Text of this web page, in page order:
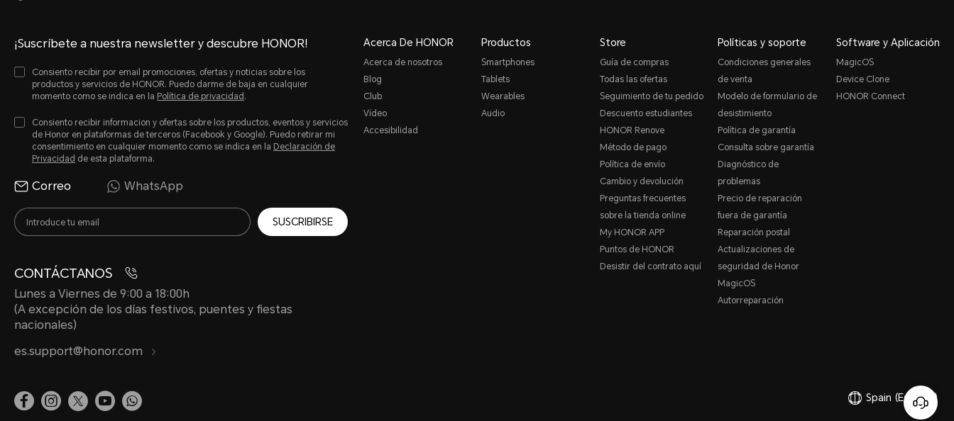
Galería
Gestor
Gestos y operación
Marcación
Otra información
Pantalla principal
Puertos y botones
Sonido y pantalla
¡Suscríbete a nuestra newsletter y descubre HONOR!
Consiento recibir por email promociones, ofertas y noticias sobre los
productos y servicios de HONOR. Puedo darme de baja en cualquier
momento como se indica en la Política de privacidad .
Consiento recibir informacion y ofertas sobre los productos, eventos y servicios
de Honor en plataformas de terceros (Facebook y Google). Puedo retirar mi
consentimiento en cualquier momento como se indica en la Declaración de
Privacidad de esta plataforma.
Correo WhatsApp
SUSCRIBIRSE
CONTÁCTANOS
Lunes a Viernes de 9:00 a 18:00h
(A excepción de los días festivos, puentes y fiestas
nacionales)
es.support@honor.com
Acerca De HONOR
Acerca de nosotros
Blog
Club
Vídeo
Accesibilidad
Productos
Smartphones
Tablets
Wearables
Audio
Store
Guía de compras
Todas las ofertas
Seguimiento de tu pedido
Descuento estudiantes
HONOR Renove
Método de pago
Política de envío
Cambio y devolución
Preguntas frecuentes
sobre la tienda online
My HONOR APP
Puntos de HONOR
Desistir del contrato aquí
Políticas y soporte
Condiciones generales
de venta
Modelo de formulario de
desistimiento
Política de garantía
Consulta sobre garantía
Diagnóstico de
problemas
Precio de reparación
fuera de garantía
Reparación postal
Actualizaciones de
seguridad de Honor
MagicOS
Autorreparación
Software y Aplicación
MagicOS
Device Clone
HONOR Connect
Spain (Español)